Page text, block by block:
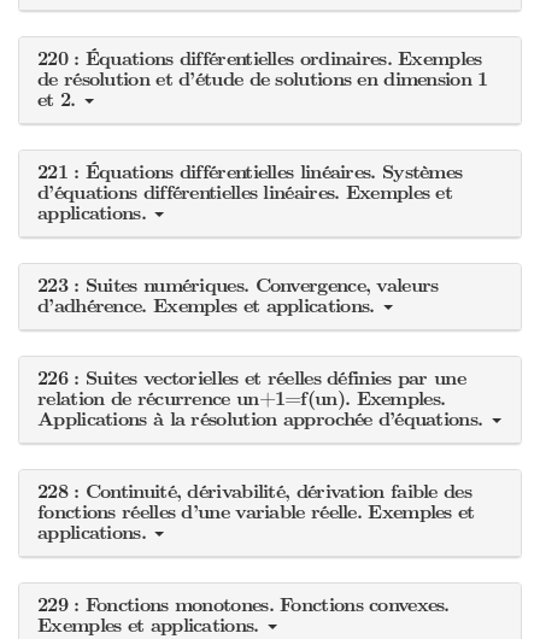
220 : Équations différentielles ordinaires. Exemples
de résolution et d’étude de solutions en dimension 1
et 2.
221 : Équations différentielles linéaires. Systèmes
d’équations différentielles linéaires. Exemples et
applications.
223 : Suites numériques. Convergence, valeurs
d’adhérence. Exemples et applications.
226 : Suites vectorielles et réelles définies par une
relation de récurrence un+1=f(un). Exemples.
Applications à la résolution approchée d’équations.
228 : Continuité, dérivabilité, dérivation faible des
fonctions réelles d’une variable réelle. Exemples et
applications.
229 : Fonctions monotones. Fonctions convexes.
Exemples et applications.